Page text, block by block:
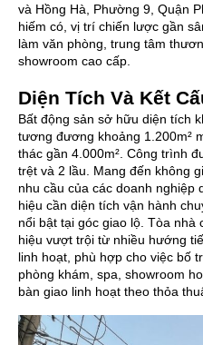
và Hồng Hà, Phường 9, Quận
hiếm có, vị trí chiến lược gần
làm văn phòng, trung tâm
showroom cao cấp.
Diện Tích Và Kết
Bất động sản sở hữu diện tích
tương đương khoảng 1.200m²
thác gần 4.000m². Công trình
trệt và 2 lầu. Mang đến không
nhu cầu của các doanh nghiệp
hiệu cần diện tích vận hành
nổi bật tại góc giao lộ. Tòa
hiệu vượt trội từ nhiều hướng
linh hoạt, phù hợp cho việc bố
phòng khám, spa, showroom
bàn giao linh hoạt theo thỏa